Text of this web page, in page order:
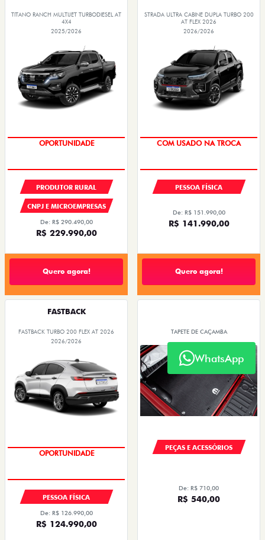
TITANO RANCH MULTIJET TURBODIESEL AT
4X4
2025/2026
OPORTUNIDADE
PRODUTOR RURAL
CNPJ E MICROEMPRESAS
De: R$ 290.490,00
R$ 229.990,00
Quero agora!
STRADA ULTRA CABINE DUPLA TURBO 200
AT FLEX 2026
2026/2026
COM USADO NA TROCA
PESSOA FÍSICA
De: R$ 151.990,00
R$ 141.990,00
Quero agora!
FASTBACK
FASTBACK TURBO 200 FLEX AT 2026
2026/2026
OPORTUNIDADE
PESSOA FÍSICA
De: R$ 126.990,00
R$ 124.990,00
TAPETE DE CAÇAMBA
PEÇAS E ACESSÓRIOS
De: R$ 710,00
R$ 540,00
WhatsApp